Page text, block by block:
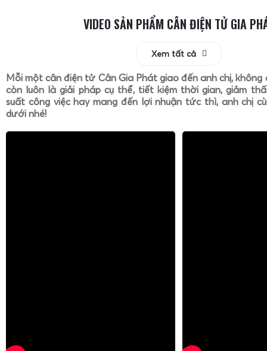
VIDEO SẢN PHẨM CÂN ĐIỆN TỬ GIA
Xem tất cả
Mỗi một cân điện tử Cân Gia Phát giao đến anh chị, không
còn luôn là giải pháp cụ thể, tiết kiệm thời gian, giảm
suất công việc hay mang đến lợi nhuận tức thì, anh chị
dưới nhé!